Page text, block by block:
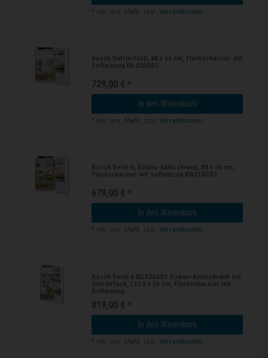
* inkl. ges. MwSt. zzgl.Versandkosten
Bosch Gefrierfach, 88 x 56 cm, Flachscharnier mit
Softeinzug KIL22ADD1
729,00 € *
In den Warenkorb
* inkl. ges. MwSt. zzgl.Versandkosten
Bosch Serie 6, Einbau-Kühlschrank, 88 x 56 cm,
Flachscharnier mit Softeinzug KIR21ADD1
679,00 € *
In den Warenkorb
* inkl. ges. MwSt. zzgl.Versandkosten
Bosch Serie 6 KIL42ADD1 Einbau-Kühlschrank mit
Gefrierfach, 122.5 x 56 cm, Flachscharnier mit
Softeinzug
819,00 € *
In den Warenkorb
* inkl. ges. MwSt. zzgl.Versandkosten